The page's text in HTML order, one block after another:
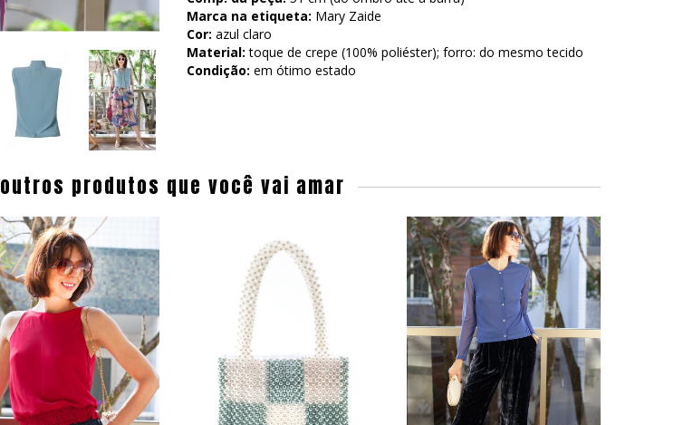
Marca na etiqueta: Mary Zaide
Cor: azul claro
Material: toque de crepe (100% poliéster); forro: do mesmo tecido
Condição: em ótimo estado
outros produtos que você vai amar